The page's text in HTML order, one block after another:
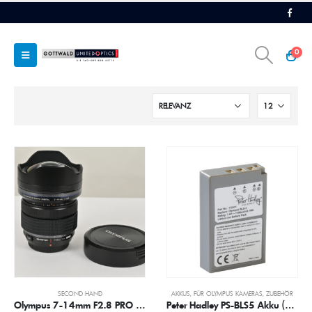
0
SECOND HAND
Olympus 7-14mm F2.8 PRO M.Zuiko Digital (K1777)
AKKUS FÜR OLYMPUS KAMERAS ZUBEHÖR
Peter Hadley PS-BLS5 Akku (Ersatz für Olympus BLS-50)